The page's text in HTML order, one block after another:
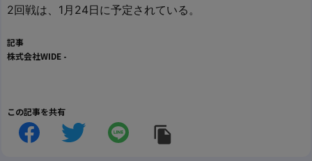
2回戦は、1月24日に予定されている。
記事
株式会社WIDE-
この記事を共有